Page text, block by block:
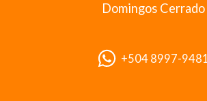
Domingos Cerrado
+504 8997-9481